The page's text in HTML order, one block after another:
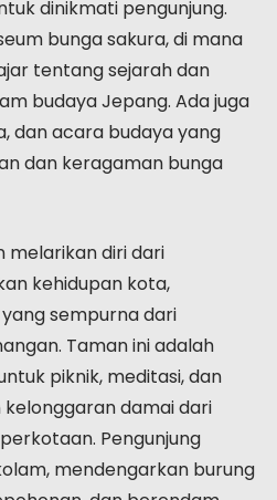
dinikmati pengunjung.
bunga sakura, di mana
tentang sejarah dan
budaya Jepang. Ada juga
dan acara budaya yang
dan keragaman bunga
melarikan diri dari
kehidupan kota,
yang sempurna dari
Taman ini adalah
piknik, meditasi, dan
damai dari
Pengunjung
mendengarkan burung